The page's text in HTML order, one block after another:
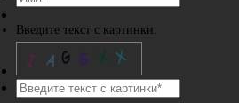
Введите текст с картинки: